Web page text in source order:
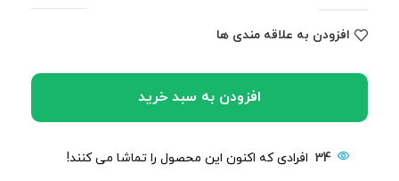
افزودن به علاقه مندی ها
افزودن به سبد خرید
34 افرادی که اکنون این محصول را تماشا می کنند!